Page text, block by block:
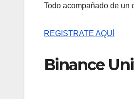
Todo acompañado de
REGISTRATE AQUÍ
Binance